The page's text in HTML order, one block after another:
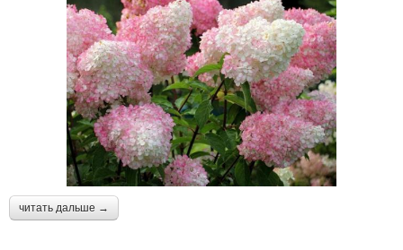
читать дальше →